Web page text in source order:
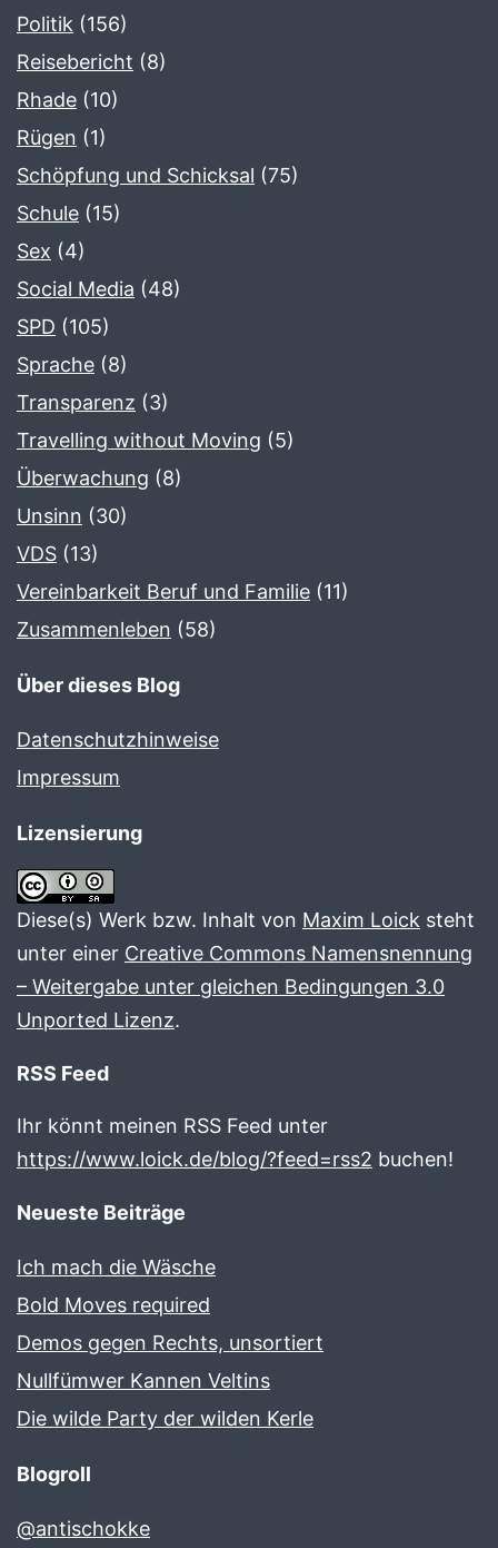
Politik (156)
Reisebericht (8)
Rhade (10)
Rügen (1)
Schöpfung und Schicksal (75)
Schule (15)
Sex (4)
Social Media (48)
SPD (105)
Sprache (8)
Transparenz (3)
Travelling without Moving (5)
Überwachung (8)
Unsinn (30)
VDS (13)
Vereinbarkeit Beruf und Familie (11)
Zusammenleben (58)
Über dieses Blog
Datenschutzhinweise
Impressum
Lizensierung
Diese(s) Werk bzw. Inhalt von Maxim Loick steht
unter einer Creative Commons Namensnennung
– Weitergabe unter gleichen Bedingungen 3.0
Unported Lizenz.
RSS Feed
Ihr könnt meinen RSS Feed unter
https://www.loick.de/blog/?feed=rss2 buchen!
Neueste Beiträge
Ich mach die Wäsche
Bold Moves required
Demos gegen Rechts, unsortiert
Nullfümwer Kannen Veltins
Die wilde Party der wilden Kerle
Blogroll
@antischokke